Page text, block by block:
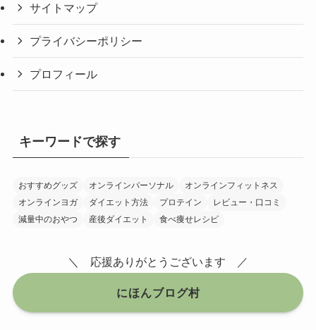
サイトマップ
プライバシーポリシー
プロフィール
キーワードで探す
おすすめグッズ オンラインパーソナル
オンラインフィットネス
オンラインヨガ
ダイエット方法 プロテイン
レビュー・口コミ
減量中のおやつ
産後ダイエット 食べ痩せレシピ
＼ 応援ありがとうございます ／
にほんブログ村